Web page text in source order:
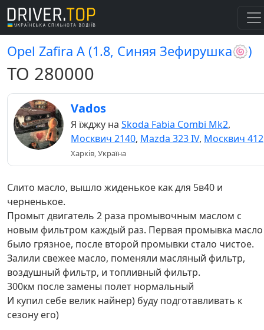
Opel Zafira A (1.8, Синяя Зефирушка🍥)
ТО 280000
Vados
Я їжджу на Skoda Fabia Combi Mk2,
Москвич 2140, Mazda 323 IV, Москвич 412
Харків, Україна
Слито масло, вышло жиденькое как для 5в40 и
черненькое.
Промыт двигатель 2 раза промывочным маслом с
новым фильтром каждый раз. Первая промывка масло
было грязное, после второй промывки стало чистое.
Залили свежее масло, поменяли масляный фильтр,
воздушный фильтр, и топливный фильтр.
300км после замены полет нормальный
И купил себе велик найнер) буду подготавливать к
сезону его)